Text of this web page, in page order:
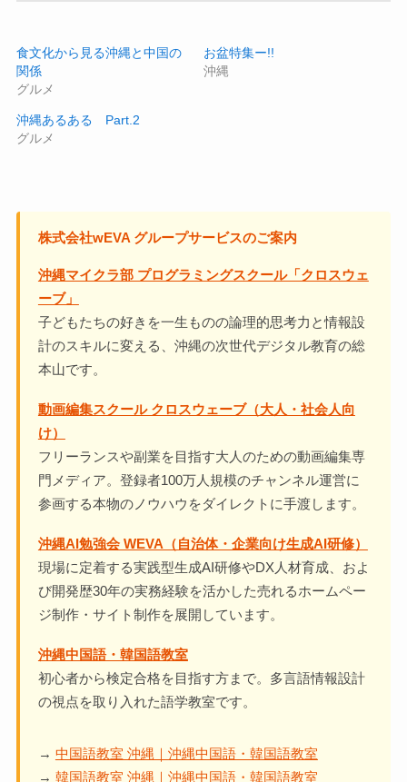
食文化から見る沖縄と中国の
関係
グルメ
お盆特集ー!!
沖縄
沖縄あるある Part.2
グルメ
株式会社wEVA グループサービスのご案内
沖縄マイクラ部 プログラミングスクール「クロスウェ
ーブ」
子どもたちの好きを一生ものの論理的思考力と情報設
計のスキルに変える、沖縄の次世代デジタル教育の総
本山です。
動画編集スクール クロスウェーブ（大人・社会人向
け）
フリーランスや副業を目指す大人のための動画編集専
門メディア。登録者100万人規模のチャンネル運営に
参画する本物のノウハウをダイレクトに手渡します。
沖縄AI勉強会 WEVA（自治体・企業向け生成AI研修）
現場に定着する実践型生成AI研修やDX人材育成、およ
び開発歴30年の実務経験を活かした売れるホームペー
ジ制作・サイト制作を展開しています。
沖縄中国語・韓国語教室
初心者から検定合格を目指す方まで。多言語情報設計
の視点を取り入れた語学教室です。
→ 中国語教室 沖縄｜沖縄中国語・韓国語教室
→ 韓国語教室 沖縄｜沖縄中国語・韓国語教室